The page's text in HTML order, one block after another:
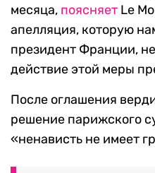
месяца, поясняет Le
апелляция, которую
президент Франции,
действие этой меры
После оглашения
решение парижского
«ненависть не имеет